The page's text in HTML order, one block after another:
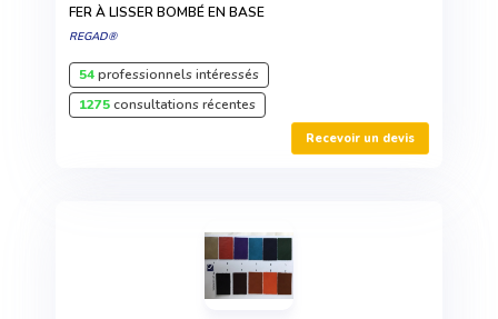
FER À LISSER BOMBÉ EN BASE
REGAD®
54professionnels intéressés
1275consultations récentes
Recevoir un devis